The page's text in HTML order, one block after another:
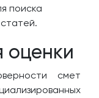
поиска
оценки
смет